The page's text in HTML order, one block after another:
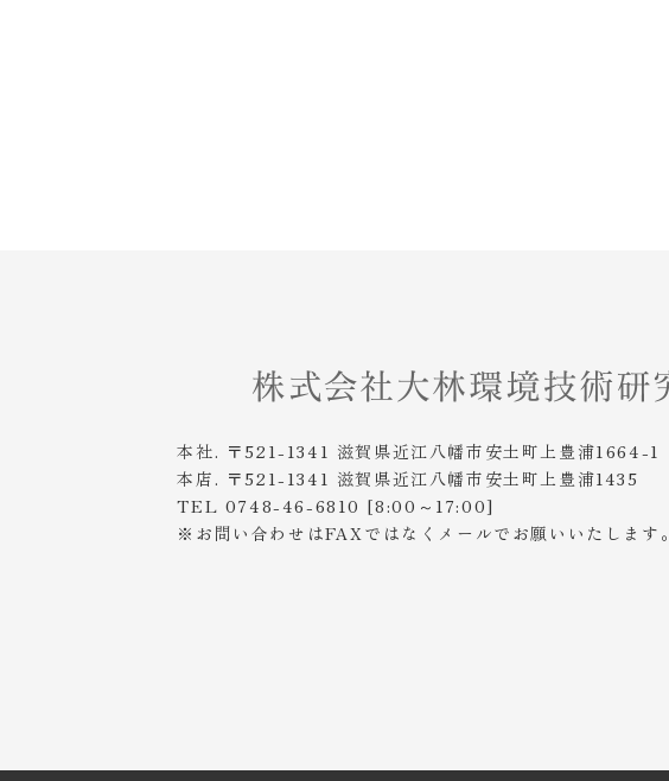
本社. 〒521-1341 滋賀県近江八幡市安土町上豊浦1664-1
本店. 〒521-1341 滋賀県近江八幡市安土町上豊浦1435
TEL 0748-46-6810 [8:00～17:00]
※お問い合わせはFAXではなくメールでお願いいたします。